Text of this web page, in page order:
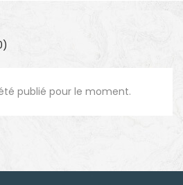
publié pour le moment.